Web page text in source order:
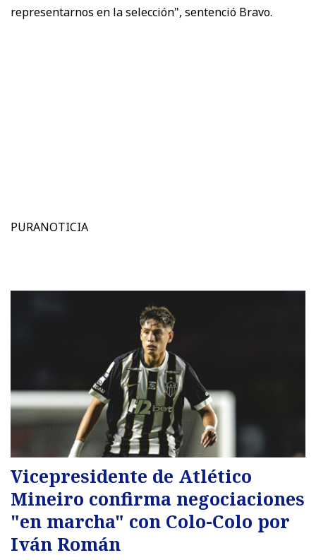
representarnos en la selección", sentenció Bravo.
PURANOTICIA
Vicepresidente de Atlético
Mineiro confirma negociaciones
"en marcha" con Colo-Colo por
Iván Román